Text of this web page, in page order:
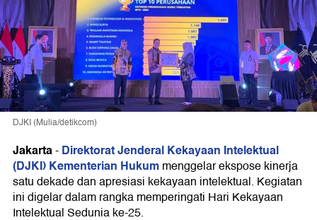
DJKI (Mulia/detikcom)
Jakarta-Direktorat Jenderal Kekayaan Intelektual
(DJKI) Kementerian Hukummenggelar ekspose kinerja
satu dekade dan apresiasi kekayaan intelektual. Kegiatan
ini digelar dalam rangka memperingati Hari Kekayaan
Intelektual Sedunia ke-25.